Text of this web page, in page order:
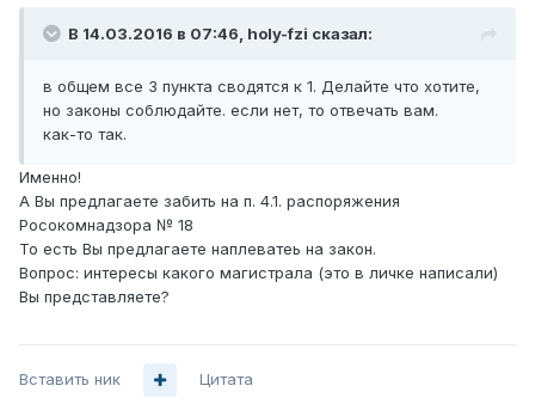
В 14.03.2016 в 07:46, holy-fzi сказал:
в общем все 3 пункта сводятся к 1. Делайте что хотите,
но законы соблюдайте. если нет, то отвечать вам.
как-то так.
Именно!
А Вы предлагаете забить на п. 4.1. распоряжения
Росокомнадзора № 18
То есть Вы предлагаете наплеватеь на закон.
Вопрос: интересы какого магистрала (это в личке написали)
Вы представляете?
Вставить ник Цитата